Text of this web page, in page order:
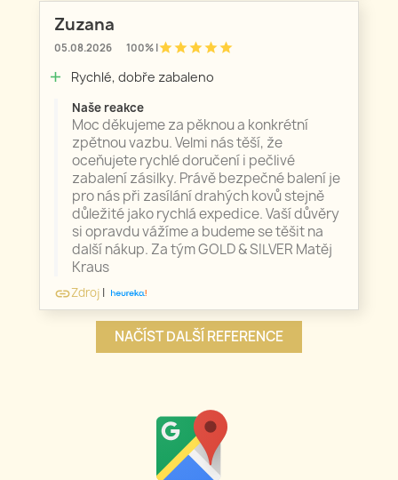
Zuzana
05.08.2026 100% |starstarstarstarstar
add Rychlé, dobře zabaleno
Naše reakce
Moc děkujeme za pěknou a konkrétní
zpětnou vazbu. Velmi nás těší, že
oceňujete rychlé doručení i pečlivé
zabalení zásilky. Právě bezpečné balení je
pro nás při zasílání drahých kovů stejně
důležité jako rychlá expedice. Vaší důvěry
si opravdu vážíme a budeme se těšit na
další nákup. Za tým GOLD & SILVER Matěj
Kraus
linkZdroj |
NAČÍST DALŠÍ REFERENCE